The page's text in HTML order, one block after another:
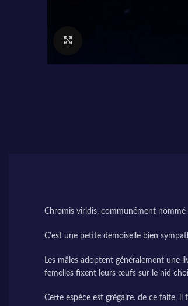
Chromis viridis, communément
C’est une petite demoiselle bien
Les mâles adoptent généralement une
femelles fixent leurs œufs sur le nid
Cette espèce est grégaire. de ce faite,